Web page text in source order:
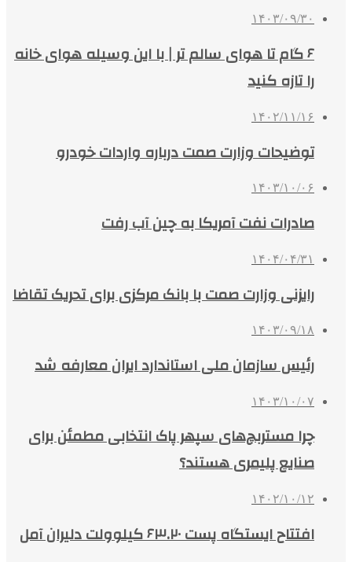
۱۴۰۳/۰۹/۳۰
۶ گام تا هوای سالم‌ تر | با این وسیله هوای خانه
را تازه کنید
۱۴۰۲/۱۱/۱۶
توضیحات وزارت صمت درباره واردات خودرو
۱۴۰۳/۱۰/۰۶
صادرات نفت آمریکا به چین آب رفت
۱۴۰۴/۰۴/۳۱
رایزنی وزارت صمت با بانک مرکزی برای تحریک تقاضا
۱۴۰۳/۰۹/۱۸
رئیس سازمان ملی استاندارد ایران معارفه شد
۱۴۰۳/۱۰/۰۷
چرا مستربچ‌های سپهر پاک انتخابی مطمئن برای
صنایع پلیمری هستند؟
۱۴۰۲/۱۰/۱۲
افتتاح ایستگاه پست ۶۳.۲۰ کیلوولت دلیران آمل